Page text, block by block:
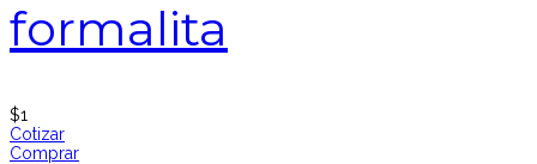
formalita
$1
Cotizar
Comprar